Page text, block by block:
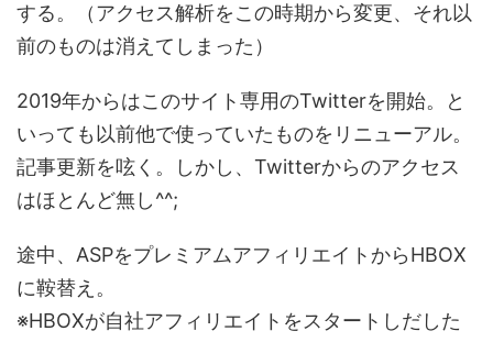
する。（アクセス解析をこの時期から変更、それ以
前のものは消えてしまった）
2019年からはこのサイト専用のTwitterを開始。と
いっても以前他で使っていたものをリニューアル。
記事更新を呟く。しかし、Twitterからのアクセス
はほとんど無し^^;
途中、ASPをプレミアムアフィリエイトからHBOX
に鞍替え。
※HBOXが自社アフィリエイトをスタートしだした